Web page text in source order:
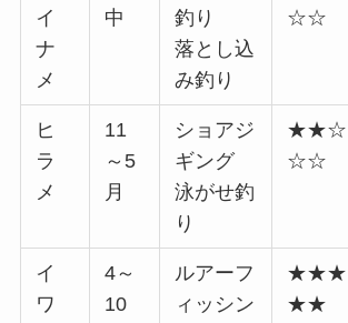
イ
ナ
メ
中
釣り
落とし込
み釣り
☆☆
ヒ
ラ
メ
11
～5
月
ショアジ
ギング
泳がせ釣
り
★★☆
☆☆
イ
ワ
4～
10
ルアーフ
ィッシン
★★★
★★